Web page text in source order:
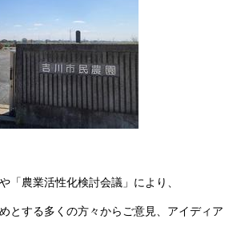
「農業活性化検討会議」により、
とする多くの方々からご意見、アイディア